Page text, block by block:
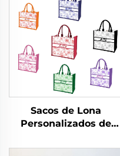
Sacos de Lona
Personalizados de
Design Floral Vintage